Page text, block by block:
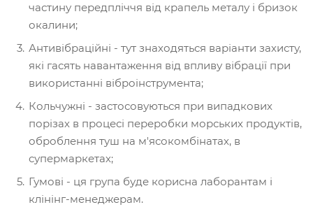
частину передпліччя від крапель металу і бризок
окалини;
Антивібраційні - тут знаходяться варіанти захисту,
які гасять навантаження від впливу вібрації при
використанні віброінструмента;
Кольчужні - застосовуються при випадкових
порізах в процесі переробки морських продуктів,
оброблення туш на м'ясокомбінатах, в
супермаркетах;
Гумові - ця група буде корисна лаборантам і
клінінг-менеджерам.